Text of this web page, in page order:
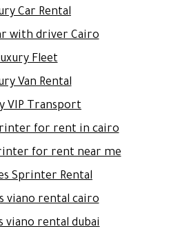
Car Rental
with driver Cairo
Fleet
Van Rental
VIP Transport
for rent in cairo
for rent near me
Sprinter Rental
viano rental cairo
viano rental dubai